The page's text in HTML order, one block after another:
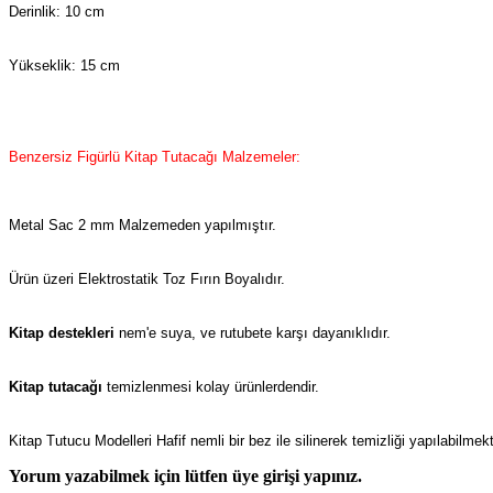
Derinlik: 10 cm
Yükseklik: 15 cm
Benzersiz Figürlü Kitap Tutacağı Malzemeler:
Metal Sac 2 mm Malzemeden yapılmıştır.
Ürün üzeri Elektrostatik Toz Fırın Boyalıdır.
Kitap destekleri nem'e suya, ve rutubete karşı dayanıklıdır.
Kitap tutacağı temizlenmesi kolay ürünlerdendir.
Kitap Tutucu Modelleri Hafif nemli bir bez ile silinerek temizliği
Yorum yazabilmek için lütfen üye girişi yapınız.